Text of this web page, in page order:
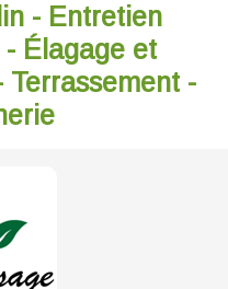
- Entretien
Élagage et
-